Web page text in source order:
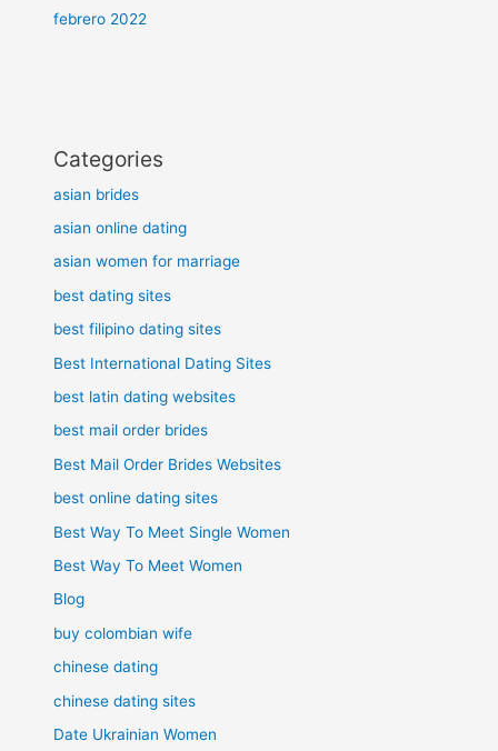
febrero 2022
Categories
asian brides
asian online dating
asian women for marriage
best dating sites
best filipino dating sites
Best International Dating Sites
best latin dating websites
best mail order brides
Best Mail Order Brides Websites
best online dating sites
Best Way To Meet Single Women
Best Way To Meet Women
Blog
buy colombian wife
chinese dating
chinese dating sites
Date Ukrainian Women